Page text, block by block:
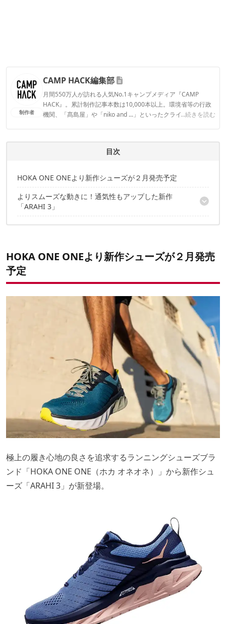
制作者
CAMP HACK編集部
月間550万人が訪れる人気No.1キャンプメディア『CAMP
HACK』。累計制作記事本数は10,000本以上。環境省等の行政
機関、「髙島屋」や「niko and ...」といったクライアントとの
...続きを読む
CAMP HACK編集部のプロフィール
目次
HOKA ONE ONEより新作シューズが２月発売予定
よりスムーズな動きに！通気性もアップした新作
「ARAHI 3」
HOKA ONE ONEより新作シューズが２月発売
予定
極上の履き心地の良さを追求するランニングシューズブラ
ンド「HOKA ONE ONE（ホカ オネオネ）」から新作シュ
ーズ「ARAHI 3」が新登場。